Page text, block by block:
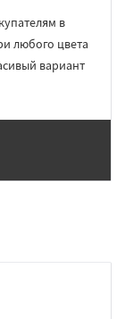
в
любого цвета
вариант